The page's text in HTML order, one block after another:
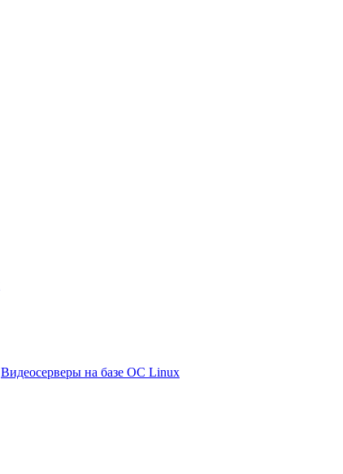
Видеосерверы на базе ОС Linux